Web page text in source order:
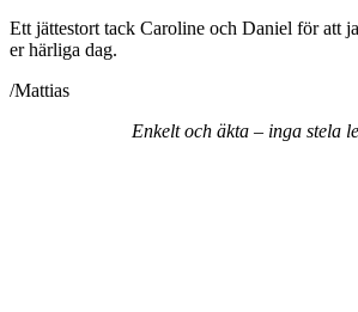
Ett jättestort tack Caroline och Daniel för att
er härliga dag.
/Mattias
Enkelt och äkta – inga stela